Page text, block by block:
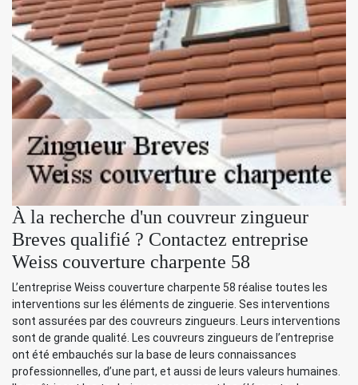
À la recherche d'un couvreur zingueur
Breves qualifié ? Contactez entreprise
Weiss couverture charpente 58
L’entreprise Weiss couverture charpente 58 réalise toutes les
interventions sur les éléments de zinguerie. Ses interventions
sont assurées par des couvreurs zingueurs. Leurs interventions
sont de grande qualité. Les couvreurs zingueurs de l’entreprise
ont été embauchés sur la base de leurs connaissances
professionnelles, d’une part, et aussi de leurs valeurs humaines.